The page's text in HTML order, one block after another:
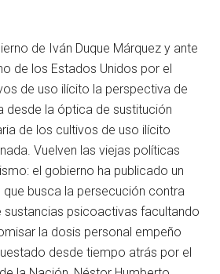
de Iván Duque Márquez y ante
de los Estados Unidos por el
de uso ilícito la perspectiva de
desde la óptica de sustitución
de los cultivos de uso ilícito
Vuelven las viejas políticas
el gobierno ha publicado un
busca la persecución contra
sustancias psicoactivas facultando
la dosis personal empeño
desde tiempo atrás por el